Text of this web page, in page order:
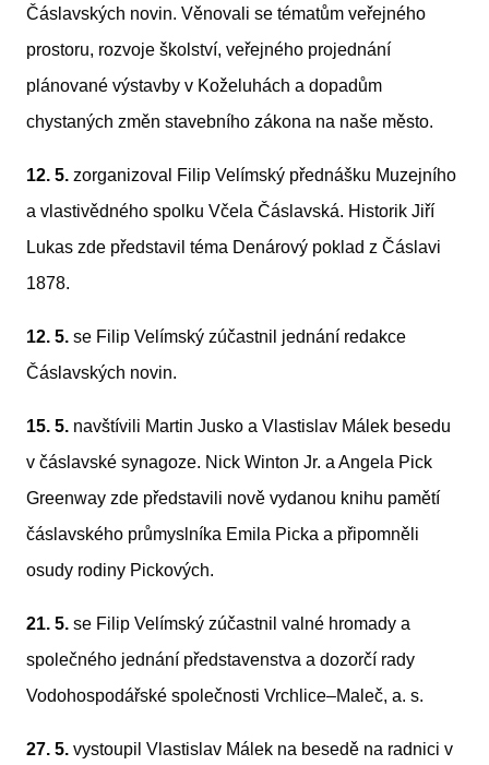
Čáslavských novin. Věnovali se tématům veřejného
prostoru, rozvoje školství, veřejného projednání
plánované výstavby v Koželuhách a dopadům
chystaných změn stavebního zákona na naše město.
12. 5. zorganizoval Filip Velímský přednášku Muzejního
a vlastivědného spolku Včela Čáslavská. Historik Jiří
Lukas zde představil téma Denárový poklad z Čáslavi
1878.
12. 5. se Filip Velímský zúčastnil jednání redakce
Čáslavských novin.
15. 5. navštívili Martin Jusko a Vlastislav Málek besedu
v čáslavské synagoze. Nick Winton Jr. a Angela Pick
Greenway zde představili nově vydanou knihu pamětí
čáslavského průmyslníka Emila Picka a připomněli
osudy rodiny Pickových.
21. 5. se Filip Velímský zúčastnil valné hromady a
společného jednání představenstva a dozorčí rady
Vodohospodářské společnosti Vrchlice–Maleč, a. s.
27. 5. vystoupil Vlastislav Málek na besedě na radnici v